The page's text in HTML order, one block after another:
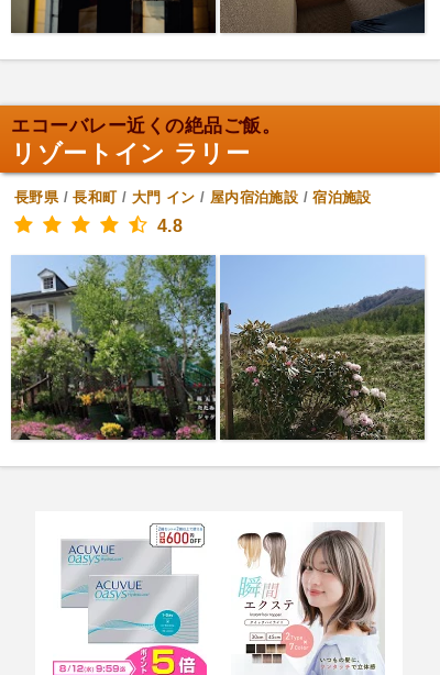
エコーバレー近くの絶品ご飯。
リゾートイン ラリー
長野県/長和町/ 大門 イン / 屋内宿泊施設 /宿泊施設
4.8